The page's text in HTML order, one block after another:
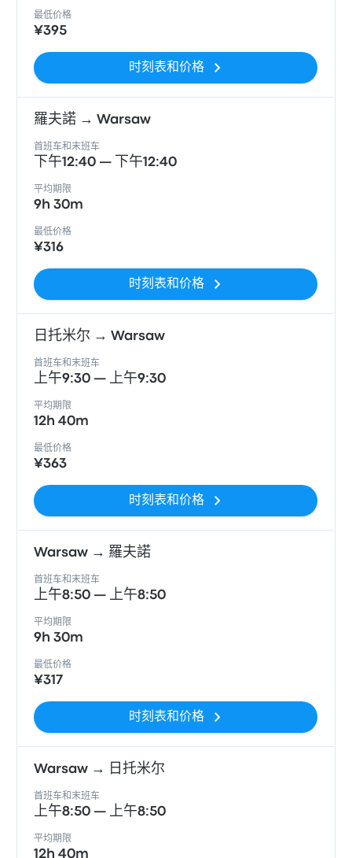
最低价格
¥395
时刻表和价格
羅夫諾 → Warsaw
首班车和末班车
下午12:40 — 下午12:40
平均期限
9h 30m
最低价格
¥316
时刻表和价格
日托米尔 → Warsaw
首班车和末班车
上午9:30 — 上午9:30
平均期限
12h 40m
最低价格
¥363
时刻表和价格
Warsaw → 羅夫諾
首班车和末班车
上午8:50 — 上午8:50
平均期限
9h 30m
最低价格
¥317
时刻表和价格
Warsaw → 日托米尔
首班车和末班车
上午8:50 — 上午8:50
平均期限
12h 40m